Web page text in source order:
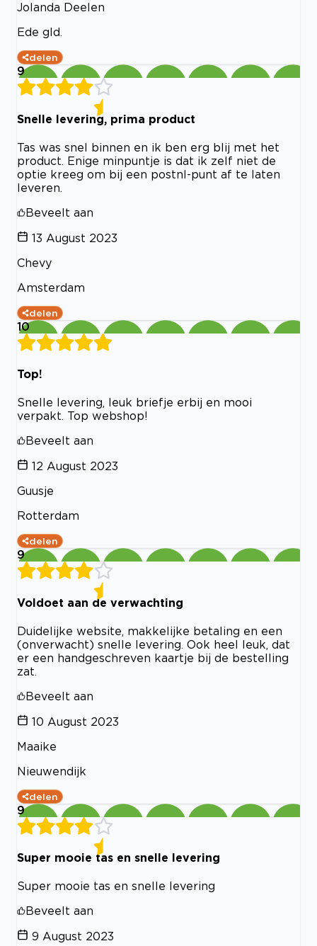
Jolanda Deelen
Ede gld.
delen
9
Snelle levering, prima product
Tas was snel binnen en ik ben erg blij met het
product. Enige minpuntje is dat ik zelf niet de
optie kreeg om bij een postnl-punt af te laten
leveren.
Beveelt aan
13 August 2023
Chevy
Amsterdam
delen
10
Top!
Snelle levering, leuk briefje erbij en mooi
verpakt. Top webshop!
Beveelt aan
12 August 2023
Guusje
Rotterdam
delen
9
Voldoet aan de verwachting
Duidelijke website, makkelijke betaling en een
(onverwacht) snelle levering. Ook heel leuk, dat
er een handgeschreven kaartje bij de bestelling
zat.
Beveelt aan
10 August 2023
Maaike
Nieuwendijk
delen
9
Super mooie tas en snelle levering
Super mooie tas en snelle levering
Beveelt aan
9 August 2023